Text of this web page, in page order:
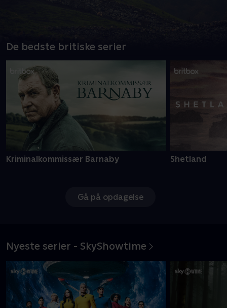
De bedste britiske serier
Kriminalkommissær Barnaby Shetland
Gå på opdagelse
Nyeste serier - SkyShowtime